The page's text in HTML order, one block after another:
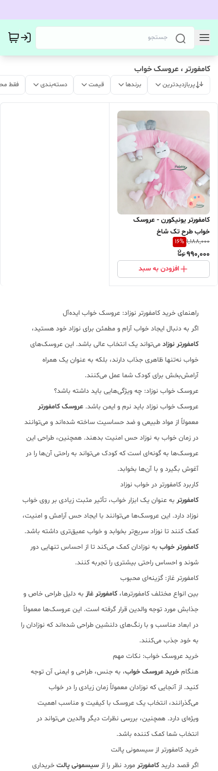
کامفورتر ، عروسک خواب
پربازدیدترین برندها قیمت دسته‌بندی فقط
کامفورتر یونیکورن - عروسک
خواب طرح تک شاخ
1,188,000
16%
990,000
افزودن به سبد
راهنمای خرید کامفورتر نوزاد: عروسک خواب ایده‌آل
اگر به دنبال ایجاد خواب آرام و مطمئن برای نوزاد خود هستید،
کامفورتر نوزاد می‌تواند یک انتخاب عالی باشد. این عروسک‌های
خواب نه‌تنها ظاهری جذاب دارند، بلکه به عنوان یک همراه
آرامش‌بخش برای کودک شما عمل می‌کنند.
عروسک خواب نوزاد: چه ویژگی‌هایی باید داشته باشد؟
عروسک خواب نوزاد باید نرم و ایمن باشد. عروسک کامفورتر
معمولاً از مواد طبیعی و ضد حساسیت ساخته شده‌اند و می‌توانند
در زمان خواب به نوزاد حس امنیت بدهند. همچنین، طراحی این
عروسک‌ها به گونه‌ای است که کودک می‌تواند به راحتی آن‌ها را در
آغوش بگیرد و با آن‌ها بخوابد.
کاربرد کامفورتر در خواب نوزاد
کامفورتر به عنوان یک ابزار خواب، تأثیر مثبت زیادی بر روی خواب
نوزاد دارد. این عروسک‌ها می‌توانند با ایجاد حس آرامش و امنیت،
کمک کنند تا نوزاد سریع‌تر بخوابد و خواب عمیق‌تری داشته باشد.
کامفورتر خواب به نوزادان کمک می‌کند تا از احساس تنهایی دور
شوند و احساس راحتی بیشتری را تجربه کنند.
کامفورتر غاز: گزینه‌ای محبوب
بین انواع مختلف کامفورترها، کامفورتر غاز به دلیل طراحی خاص و
جذابش مورد توجه والدین قرار گرفته است. این عروسک‌ها معمولاً
در ابعاد مناسب و با رنگ‌های دلنشین طراحی شده‌اند که نوزادان را
به خود جذب می‌کنند.
خرید عروسک خواب: نکات مهم
هنگام خرید عروسک خواب، به جنس، طراحی و ایمنی آن توجه
کنید. از آنجایی که نوزادان معمولاً زمان زیادی را در خواب
می‌گذرانند، انتخاب یک عروسک با کیفیت و مناسب اهمیت
ویژه‌ای دارد. همچنین، بررسی نظرات دیگر والدین می‌تواند در
انتخاب شما کمک کننده باشد.
خرید کامفورتر از سیسمونی پالت
اگر قصد دارید کامفورتر مورد نظر را از سیسمونی پالت خریداری